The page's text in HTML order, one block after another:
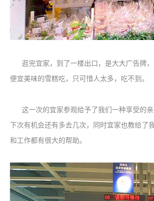
逛完宜家，到了一楼出口，是大大广告牌，
便宜美味的雪糕吃，只可惜人太多，吃不到。
这一次的宜家参观给予了我们一种享受的亲
下次有机会还有多去几次，同时宜家也教给了
和工作都有很大的帮助。